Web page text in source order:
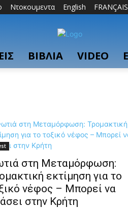
Ντοκουμεντα English FRANÇAIS
ΒΙΒΛΙΑ VIDEO
στη Μεταμόρφωση:
εκτίμηση για το
νέφος – Μπορεί να
στην Κρήτη